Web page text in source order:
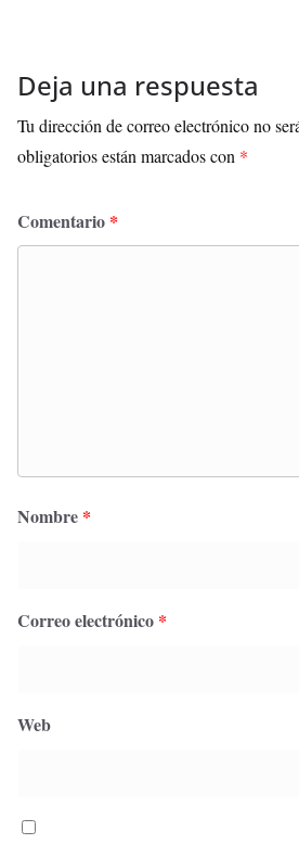
Deja una respuesta
Tu dirección de correo electrónico no
obligatorios están marcados con *
Comentario *
Nombre *
Correo electrónico *
Web